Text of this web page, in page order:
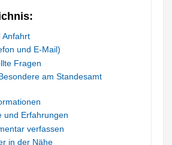
Anfahrt
und E-Mail)
Fragen
am Standesamt
und Erfahrungen
verfassen
in der Nähe